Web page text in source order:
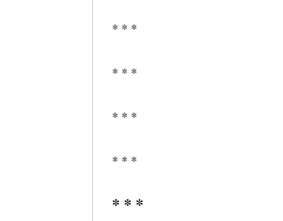
* * *
* * *
* * *
* * *
* * *